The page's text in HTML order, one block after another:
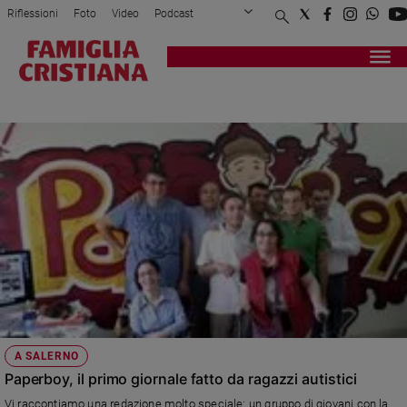
Attualità
Mondo
Economia
giustizia
Sport
Interviste
Papa
Papa
Riflessioni Foto Video Podcast
Privacy Policy Chi siamo
Registrati Redazione
A SALERNO
Paperboy, il primo giornale fatto da ragazzi autistici
Vi raccontiamo una redazione molto speciale: un gruppo di giovani con la